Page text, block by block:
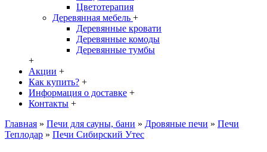
Цветотерапия
Деревянная мебель +
Деревянные кровати
Деревянные комоды
Деревянные тумбы
+
Акции +
Как купить? +
Информация о доставке +
Контакты +
Главная » Печи для сауны, бани » Дровяные печи » Печи
Теплодар » Печи Сибирский Утес